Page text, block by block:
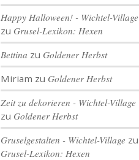
Happy Halloween! - Wichtel-Village
zuGrusel-Lexikon: Hexen
Bettina zuGoldener Herbst
Miriam zuGoldener Herbst
Zeit zu dekorieren - Wichtel-Village
zuGoldener Herbst
Gruselgestalten - Wichtel-Village zu
Grusel-Lexikon: Hexen